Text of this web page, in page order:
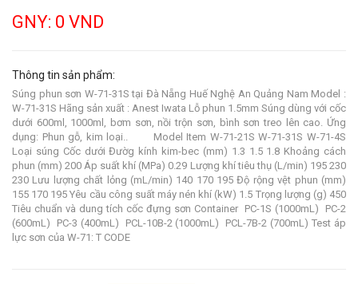
GNY: 0 VND
Thông tin sản phẩm:
Súng phun sơn W-71-31S tại Đà Nẵng Huế Nghệ An Quảng Nam Model :
W-71-31S Hãng sản xuất : Anest Iwata Lỗ phun 1.5mm Súng dùng với cốc
dưới 600ml, 1000ml, bơm sơn, nồi trộn sơn, bình sơn treo lên cao. Ứng
dụng: Phun gỗ, kim loại.. Model Item W-71-21S W-71-31S W-71-4S
Loại súng Cốc dưới Đườg kính kim-bec (mm) 1.3 1.5 1.8 Khoảng cách
phun (mm) 200 Áp suất khí (MPa) 0.29 Lượng khí tiêu thụ (L/min) 195 230
230 Lưu lượng chất lỏng (mL/min) 140 170 195 Độ rộng vệt phun (mm)
155 170 195 Yêu cầu công suất máy nén khí (kW) 1.5 Trọng lượng (g) 450
Tiêu chuẩn và dung tích cốc đựng sơn Container PC-1S (1000mL) PC-2
(600mL) PC-3 (400mL) PCL-10B-2 (1000mL) PCL-7B-2 (700mL) Test áp
lực sơn của W-71: T CODE